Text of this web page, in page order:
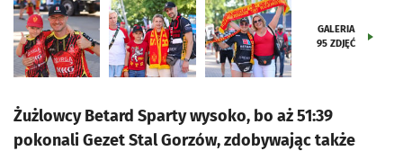
GALERIA
95 ZDJĘĆ
Żużlowcy Betard Sparty wysoko, bo aż 51:39
pokonali Gezet Stal Gorzów, zdobywając także